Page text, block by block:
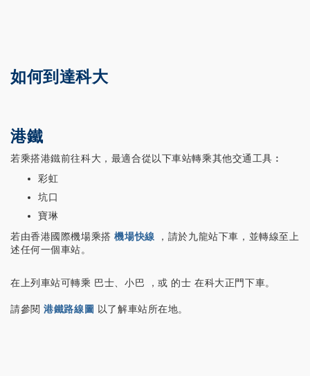
如何到達科大
港鐵
若乘搭港鐵前往科大，最適合從以下車站轉乘其他交通工具︰
彩虹
坑口
寶琳
若由香港國際機場乘搭機場快線
，請於九龍站下車，並轉線至上
述任何一個車站。
在上列車站可轉乘 巴士、小巴 ，或 的士 在科大正門下車。
請參閱港鐵路線圖 以了解車站所在地。